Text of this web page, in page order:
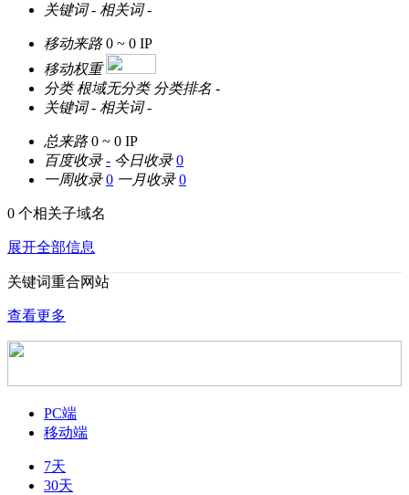
关键词 - 相关词 -
移动来路 0 ~ 0 IP
移动权重
分类 根域无分类 分类排名 -
关键词 - 相关词 -
总来路 0 ~ 0 IP
百度收录 - 今日收录 0
一周收录 0 一月收录 0
0 个相关子域名
展开全部信息
关键词重合网站
查看更多
PC端
移动端
7天
30天